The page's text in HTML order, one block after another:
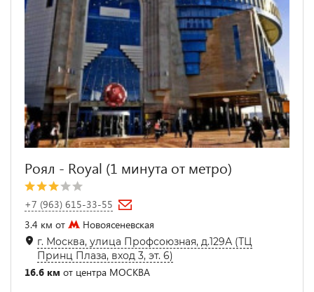
Роял - Royal (1 минута от метро)
+7 (963) 615-33-55
3.4 км от
Новоясеневская
г. Москва, улица Профсоюзная, д.129А (ТЦ
Принц Плаза, вход 3, эт. 6)
16.6 км от центра МОСКВА